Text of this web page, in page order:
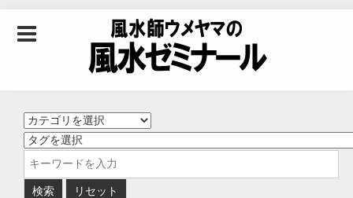
風水師ウメヤマの風
水ゼミナール｜風水